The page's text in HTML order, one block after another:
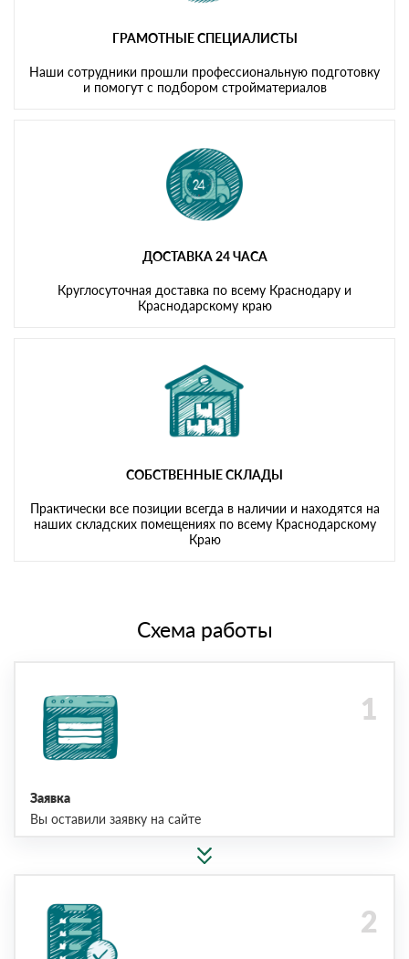
ГРАМОТНЫЕ СПЕЦИАЛИСТЫ
Наши сотрудники прошли профессиональную подготовку
и помогут с подбором стройматериалов
ДОСТАВКА 24 ЧАСА
Круглосуточная доставка по всему Краснодару и
Краснодарскому краю
СОБСТВЕННЫЕ СКЛАДЫ
Практически все позиции всегда в наличии и находятся на
наших складских помещениях по всему Краснодарскому
Краю
Схема работы
Заявка
Вы оставили заявку на сайте